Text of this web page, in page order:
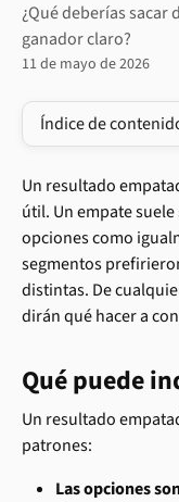
¿Qué deberías sacar
ganador claro?
11 de mayo de 2026
Índice de
Un resultado
útil. Un empate
opciones como
segmentos
distintas. De
dirán qué hacer a
Qué puede
Un resultado
patrones:
Las opciones